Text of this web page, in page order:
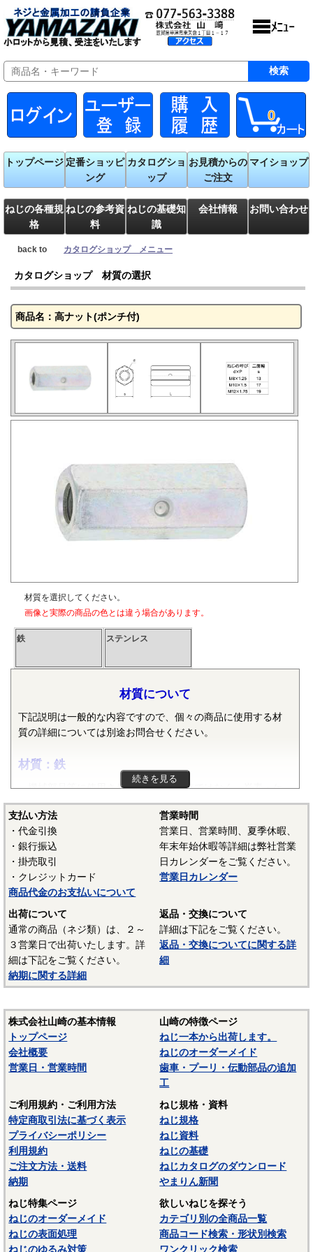
0
トップページ 定番ショッピ
ング
カタログショ
ップ
お見積からの
ご注文
マイショップ
ねじの各種規
格
ねじの参考資
料
ねじの基礎知
識
会社情報 お問い合わせ
back to カタログショップ メニュー
カタログショップ 材質の選択
商品名：高ナット(ポンチ付)
材質を選択してください。
画像と実際の商品の色とは違う場合があります。
鉄 ステンレス
材質について
下記説明は一般的な内容ですので、個々の商品に使用する材
質の詳細については別途お問合せください。
材質：鉄
機械部品等に使用される鉄は純粋な鉄ではなく、炭素・ケ
イ素・マンガン・リン・硫黄等の元素が含まれた普通鋼や普
通鋼に特殊な元素が加えられた特殊鋼が使用されます。ボル
ト、小ねじ、タッピンねじ、ナット、リベット等では冷間圧
造用炭素鋼線（SWCH）がよく使用されます。平座金等は冷
間圧延鋼板（SPCC）等、ばね座金等は硬鋼線（SWRH）等、
スプリングピンや歯付き座金等はみがき特殊帯鋼（S60CM～
S70CM）等でメーカーや製品毎で様々な材質が使用されてい
ます。当サイトでは特定の材質表記がない場合は、これらの
鉄鋼材料を一般名称の「鉄」と表記しています。
材質：ステンレス（SUS303、SUS304、XM7等）
オーステナイト系ステンレスは粘りが強く加工硬化が起き
れます。代表的な鋼種にSUS304があり、ねじに多く使われて
いるのは、SUS304に銅を添加して冷間加工性を向上した
SUSXM7という材質がよく使われます。またピン類等には切
削加工性を向上したSUS303が使用されます。
マルテンサイト系ステンレスは、スプリングピン（ロール
て硬化できるが、錆びが発生しやすいデメリットがありま
す。当サイトでは特定の材質表記がない場合は、これらのス
テンレス材料を一般名称の「ステンレス」と表記していま
す。
－－－－－－－－－－－－－－－
☆ねじに使用される材料については下記ページにも掲載して
います。ご参照ください。
〇鉄鋼材料
続きを見る
支払い方法
・代金引換
・銀行振込
・掛売取引
・クレジットカード
商品代金のお支払いについて
営業時間
営業日、営業時間、夏季休暇、
年末年始休暇等詳細は弊社営業
日カレンダーをご覧ください。
営業日カレンダー
出荷について
通常の商品（ネジ類）は、２～
３営業日で出荷いたします。詳
細は下記をご覧ください。
納期に関する詳細
返品・交換について
詳細は下記をご覧ください。
返品・交換についてに関する詳
細
株式会社山崎の基本情報
トップページ
会社概要
営業日・営業時間
山崎の特徴ページ
ねじ一本から出荷します。
ねじのオーダーメイド
歯車・プーリ・伝動部品の追加
工
ご利用規約・ご利用方法
特定商取引法に基づく表示
プライバシーポリシー
利用規約
ご注文方法・送料
納期
ねじ規格・資料
ねじ規格
ねじ資料
ねじの基礎
ねじカタログのダウンロード
やまりん新聞
ねじ特集ページ
ねじのオーダーメイド
ねじの表面処理
ねじのゆるみ対策
欲しいねじを探そう
カテゴリ別の全商品一覧
商品コード検索・形状別検索
ワンクリック検索